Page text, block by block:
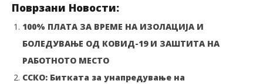
Поврзани Новости:
100% ПЛАТА ЗА ВРЕМЕ НА ИЗОЛАЦИЈА И
БОЛЕДУВАЊЕ ОД КОВИД-19 И ЗАШТИТА НА
РАБОТНОТО МЕСТО
ССКО: Битката за унапредување на